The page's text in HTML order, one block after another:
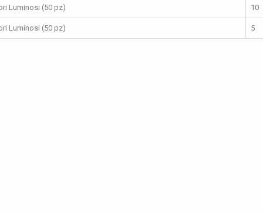
Luminosi (50 pz) 10
Luminosi (50 pz) 5